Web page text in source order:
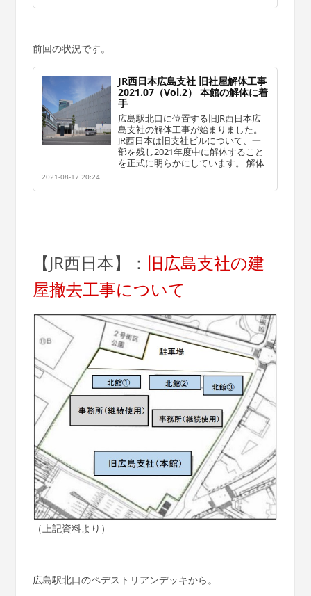
前回の状況です。
JR西日本広島支社 旧社屋解体工事
2021.07（Vol.2） 本館の解体に着
手
広島駅北口に位置する旧JR西日本広
島支社の解体工事が始まりました。
JR西日本は旧支社ビルについて、一
部を残し2021年度中に解体すること
を正式に明らかにしています。 解体
2021-08-17 20:24
【JR西日本】： 旧広島支社の建
屋撤去工事について
（上記資料より）
広島駅北口のペデストリアンデッキから。